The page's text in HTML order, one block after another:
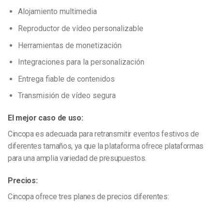
Alojamiento multimedia
Reproductor de vídeo personalizable
Herramientas de monetización
Integraciones para la personalización
Entrega fiable de contenidos
Transmisión de vídeo segura
El mejor caso de uso:
Cincopa es adecuada para retransmitir eventos festivos de
diferentes tamaños, ya que la plataforma ofrece plataformas
para una amplia variedad de presupuestos.
Precios:
Cincopa ofrece tres planes de precios diferentes: